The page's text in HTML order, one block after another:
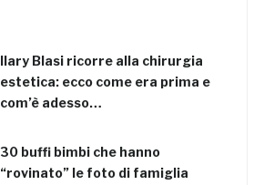
Ilary Blasi ricorre alla chirurgia
estetica: ecco come era prima e
com’è adesso…
30 buffi bimbi che hanno
“rovinato” le foto di famiglia